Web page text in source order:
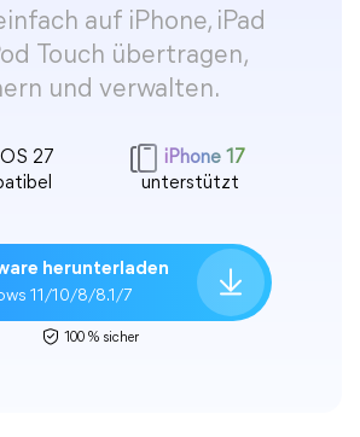
auf iPhone, iPad
Touch übertragen,
und verwalten.
27
iPhone 17
unterstützt
herunterladen
11/10/8/8.1/7
100 % sicher